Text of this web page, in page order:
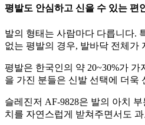
평발도 안심하고 신을 수 있는 편
발의 형태는 사람마다 다릅니다.
없는 평발의 경우, 발바닥 전체가
평발은 한국인의 약 20~30%가
을 가진 분들은 신발 선택에 더욱
슬레진저 AF-9828은 발의 아치
치를 자연스럽게 받쳐주면서도